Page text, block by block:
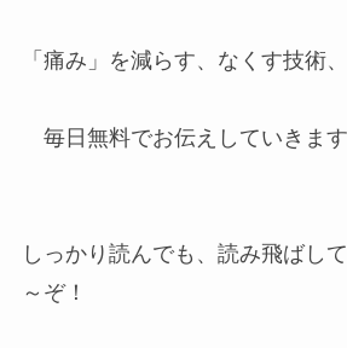
「痛み」を減らす、なくす技術
毎日無料でお伝えしていきます
しっかり読んでも、読み飛ばし
～ぞ！